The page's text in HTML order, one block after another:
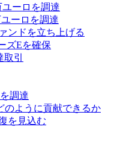
ーロを調達
ーロを調達
ンドを立ち上げる
ズEを確保
引
調達
のように貢献できるか
を見込む